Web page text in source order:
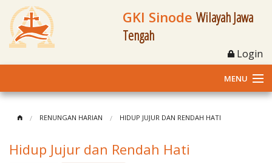
GKI Sinode Wilayah Jawa
Tengah
Login
MENU
RENUNGAN HARIAN HIDUP JUJUR DAN RENDAH HATI
Hidup Jujur dan Rendah Hati